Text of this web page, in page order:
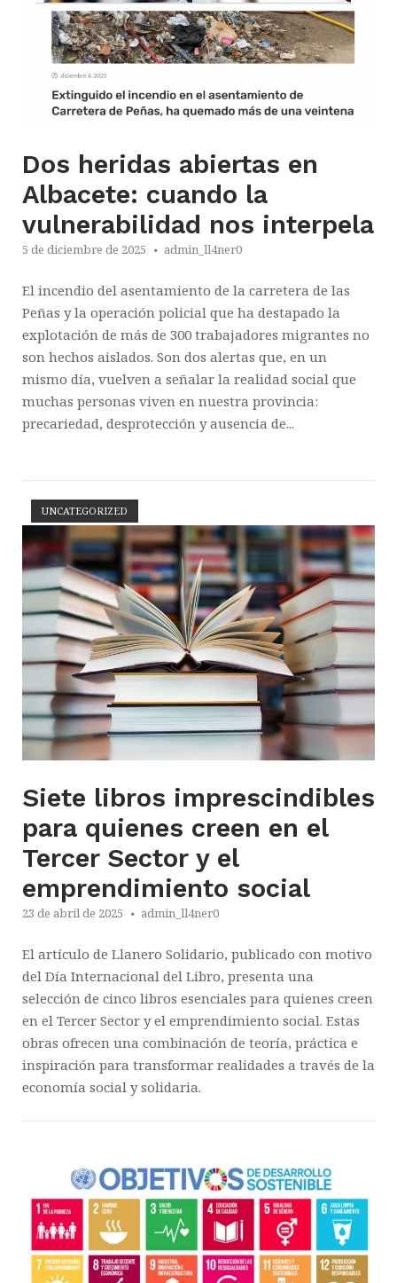
Dos heridas abiertas en
Albacete: cuando la
vulnerabilidad nos interpela
5 de diciembre de 2025 admin_ll4ner0
El incendio del asentamiento de la carretera de las
Peñas y la operación policial que ha destapado la
explotación de más de 300 trabajadores migrantes no
son hechos aislados. Son dos alertas que, en un
mismo día, vuelven a señalar la realidad social que
muchas personas viven en nuestra provincia:
precariedad, desprotección y ausencia de...
UNCATEGORIZED
Abrir la entrada
Siete libros imprescindibles
para quienes creen en el
Tercer Sector y el
emprendimiento social
23 de abril de 2025 admin_ll4ner0
El artículo de Llanero Solidario, publicado con motivo
del Día Internacional del Libro, presenta una
selección de cinco libros esenciales para quienes creen
en el Tercer Sector y el emprendimiento social. Estas
obras ofrecen una combinación de teoría, práctica e
inspiración para transformar realidades a través de la
economía social y solidaria.